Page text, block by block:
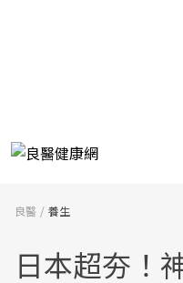
良醫 養生
日本超夯！